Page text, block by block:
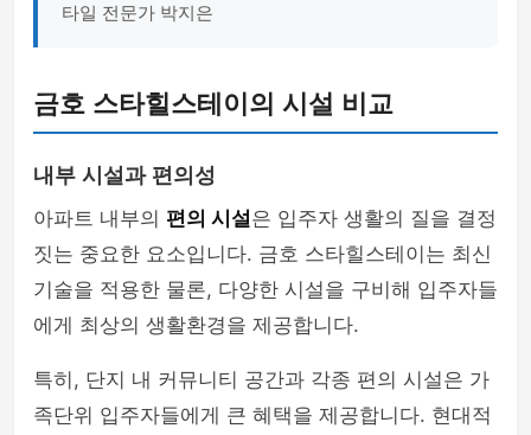
타일 전문가 박지은
금호 스타힐스테이의 시설 비교
내부 시설과 편의성
아파트 내부의 편의 시설은 입주자 생활의 질을 결정
짓는 중요한 요소입니다. 금호 스타힐스테이는 최신
기술을 적용한 물론, 다양한 시설을 구비해 입주자들
에게 최상의 생활환경을 제공합니다.
특히, 단지 내 커뮤니티 공간과 각종 편의 시설은 가
족단위 입주자들에게 큰 혜택을 제공합니다. 현대적